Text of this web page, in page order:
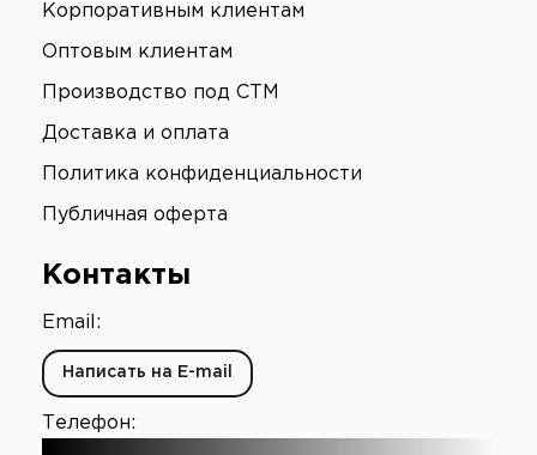
Корпоративным клиентам
Оптовым клиентам
Производство под СТМ
Доставка и оплата
Политика конфиденциальности
Публичная оферта
Контакты
Email:
Написать на E-mail
Телефон: